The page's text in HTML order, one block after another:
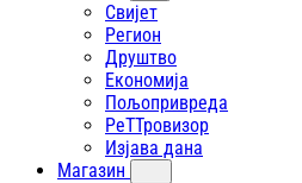
Свијет
Регион
Друштво
Економија
Пољопривреда
РеТТровизор
Изјава дана
Магазин